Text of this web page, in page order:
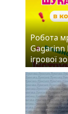
Робота
Gagarinn
ігрової